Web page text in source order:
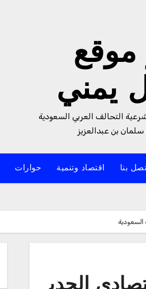
موقع
يمني
التحالف العربي السعودية
بن عبدالعزيز
اتصل بنا اقتصاد وتنمية حوارات
السعودية